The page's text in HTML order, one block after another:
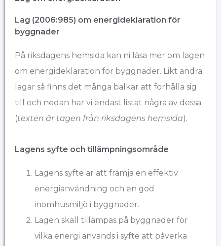
Lag (2006:985) om energideklaration för
byggnader
På riksdagens hemsida kan ni läsa mer om lagen
om energideklaration för byggnader. Likt andra
lagar så finns det många balkar att förhålla sig
till och nedan har vi endast listat några av dessa
(texten är tagen från riksdagens hemsida).
Lagens syfte och tillämpningsområde
Lagens syfte är att främja en effektiv
energianvändning och en god
inomhusmiljö i byggnader.
Lagen skall tillämpas på byggnader för
vilka energi används i syfte att påverka